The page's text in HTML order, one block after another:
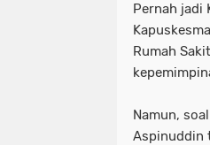
Pernah jadi
Rumah
Namun,
Aspinuddin